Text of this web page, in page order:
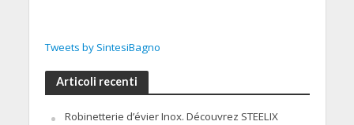
Tweets by SintesiBagno
Articoli recenti
Robinetterie d’évier Inox. Découvrez STEELIX